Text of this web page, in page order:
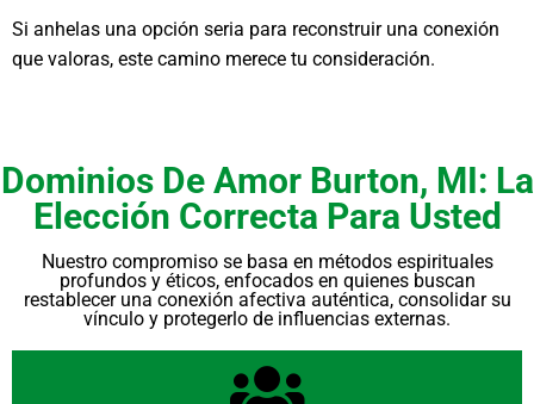
Si anhelas una opción seria para reconstruir una conexión
que valoras, este camino merece tu consideración.
Dominios De Amor Burton, MI: La
Elección Correcta Para Usted
Nuestro compromiso se basa en métodos espirituales
profundos y éticos, enfocados en quienes buscan
restablecer una conexión afectiva auténtica, consolidar su
vínculo y protegerlo de influencias externas.